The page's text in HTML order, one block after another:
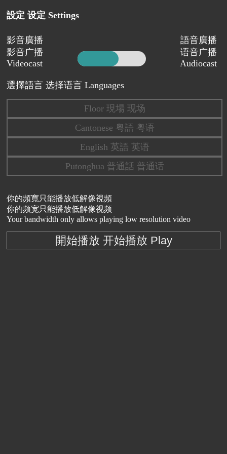
設定 设定 Settings
影音廣播
影音广播
Videocast
語音廣播
语音广播
Audiocast
選擇語言 选择语言 Languages
Floor 現場 现场
Cantonese 粤語 粤语
English 英語 英语
Putonghua 普通話 普通话
你的頻寬只能播放低解像視頻
你的频宽只能播放低解像视频
Your bandwidth only allows playing low resolution video
開始播放 开始播放 Play